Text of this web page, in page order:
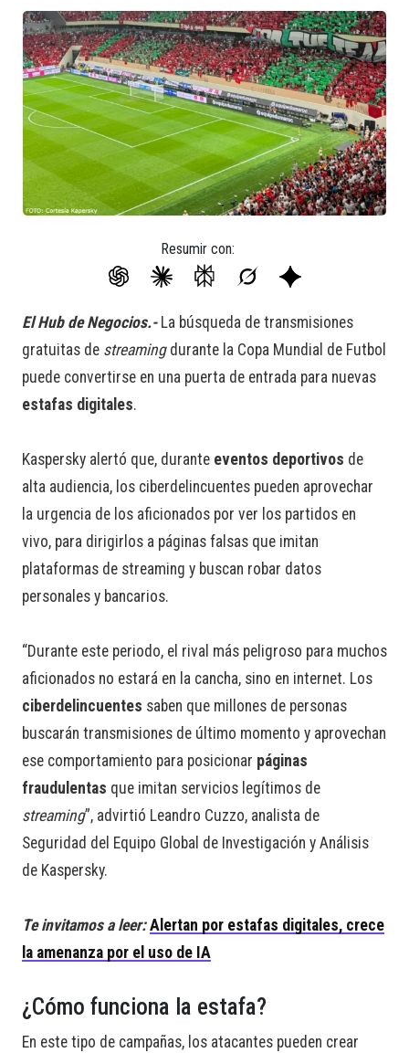
Resumir con:
El Hub de Negocios.-La búsqueda de transmisiones
gratuitas de streamingdurante la Copa Mundial de Futbol
puede convertirse en una puerta de entrada para nuevas
estafas digitales.
Kaspersky alertó que, durante eventos deportivos de
alta audiencia, los ciberdelincuentes pueden aprovechar
la urgencia de los aficionados por ver los partidos en
vivo, para dirigirlos a páginas falsas que imitan
plataformas de streaming y buscan robar datos
personales y bancarios.
“Durante este periodo, el rival más peligroso para muchos
aficionados no estará en la cancha, sino en internet. Los
ciberdelincuentes saben que millones de personas
buscarán transmisiones de último momento y aprovechan
ese comportamiento para posicionar páginas
fraudulentas que imitan servicios legítimos de
streaming”, advirtió Leandro Cuzzo, analista de
Seguridad del Equipo Global de Investigación y Análisis
de Kaspersky.
Te invitamos a leer: Alertan por estafas digitales, crece
la amenanza por el uso de IA
¿Cómo funciona la estafa?
En este tipo de campañas, los atacantes pueden crear